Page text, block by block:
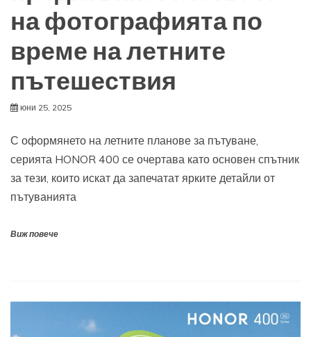
на фотографията по
време на летните
пътешествия
юни 25, 2025
С оформянето на летните планове за пътуване,
серията HONOR 400 се очертава като основен спътник
за тези, които искат да запечатат ярките детайли от
пътуванията
Виж повече